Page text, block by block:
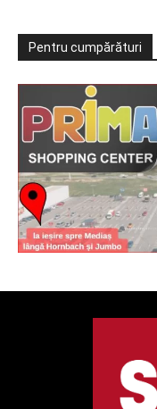
Pentru cumpărături